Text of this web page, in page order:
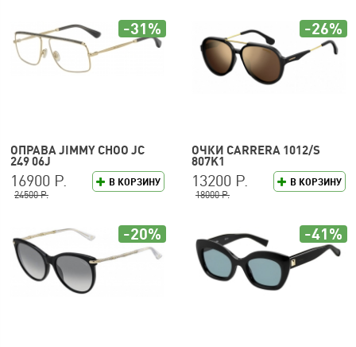
ОПРАВА JIMMY CHOO JC
249 06J
В КОРЗИНУ
16900 Р.
24500 Р.
-31%
ОЧКИ CARRERA 1012/S
807K1
В КОРЗИНУ
13200 Р.
18000 Р.
-26%
-20% -41%